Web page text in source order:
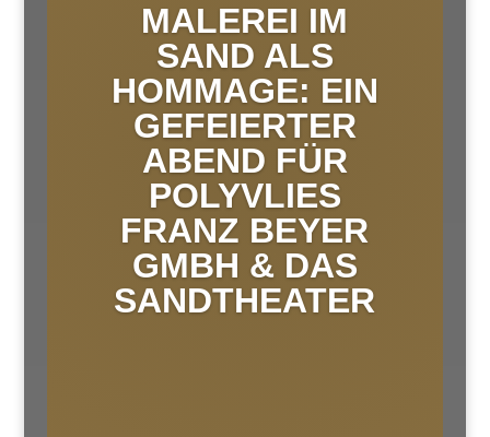
MALEREI IM
SAND ALS
HOMMAGE: EIN
GEFEIERTER
ABEND FÜR
POLYVLIES
FRANZ BEYER
GMBH & DAS
SANDTHEATER